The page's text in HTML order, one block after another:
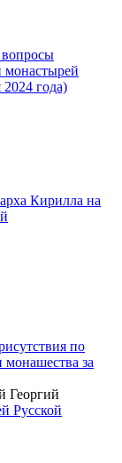
монастырей
года)
Кирилла на
по
за
Георгий
Русской